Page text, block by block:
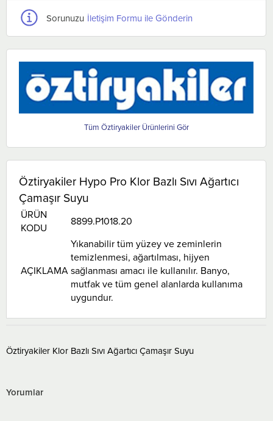
Sorunuzu İletişim Formu ile Gönderin
Öztiryakiler
Öztiryakiler Hypo Pro Klor Bazlı Sıvı Ağartıcı
Çamaşır Suyu
ÜRÜN
KODU
8899.P1018.20
AÇIKLAMA
Yıkanabilir tüm yüzey ve zeminlerin
temizlenmesi, ağartılması, hijyen
sağlanması amacı ile kullanılır. Banyo,
mutfak ve tüm genel alanlarda kullanıma
uygundur.
Öztiryakiler Klor Bazlı Sıvı Ağartıcı Çamaşır Suyu
Yorumlar